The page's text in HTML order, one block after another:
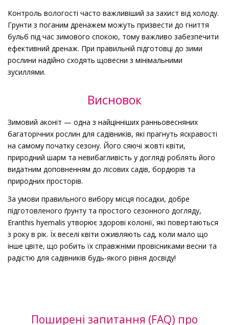
Контроль вологості часто важливіший за захист від холоду.
Грунти з поганим дренажем можуть призвести до гниття
бульб під час зимового спокою, тому важливо забезпечити
ефективний дренаж. При правильній підготовці до зими
рослини надійно сходять щовесни з мінімальними
зусиллями.
Висновок
Зимовий аконіт — одна з найцінніших ранньовесняних
багаторічних рослин для садівників, які прагнуть яскравості
на самому початку сезону. Його сяючі жовті квіти,
природний шарм та невибагливість у догляді роблять його
видатним доповненням до лісових садів, бордюрів та
природних просторів.
За умови правильного вибору місця посадки, добре
підготовленого ґрунту та простого сезонного догляду,
Eranthis hyemalis утворює здорові колонії, які повертаються
з року в рік. Їх веселі квіти оживляють сад, коли мало що
інше цвіте, що робить їх справжніми провісниками весни та
радістю для садівників будь-якого рівня досвіду!
Поширені запитання (FAQ) про